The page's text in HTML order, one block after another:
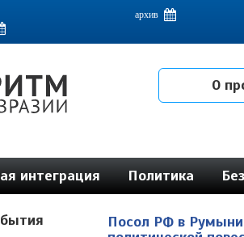
актуальным проблемам интеграции на
архив
О
интеграция Политика
Посол РФ в